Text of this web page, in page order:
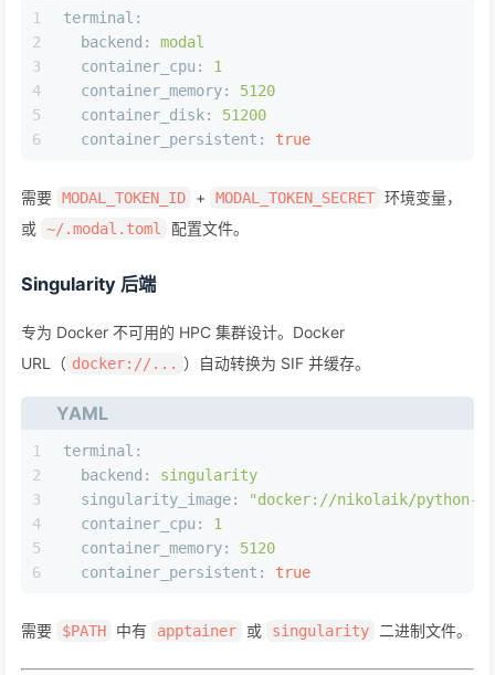
1
2
3
4
5
6
terminal:
backend:
modal
container_cpu:
1
container_memory:
5120
container_disk:
51200
container_persistent:
true
需要 MODAL_TOKEN_ID + MODAL_TOKEN_SECRET 环境变量，
或
~/.modal.toml 配置文件。
Singularity 后端
专为 Docker 不可用的 HPC 集群设计。Docker
URL（ docker://... ）自动转换为 SIF 并缓存。
YAML
1
2
3
4
5
6
terminal:
backend:
singularity
singularity_image:
"docker://nikolaik/python-
container_cpu:
1
container_memory:
5120
container_persistent:
true
需要 $PATH 中有 apptainer 或 singularity 二进制文件。